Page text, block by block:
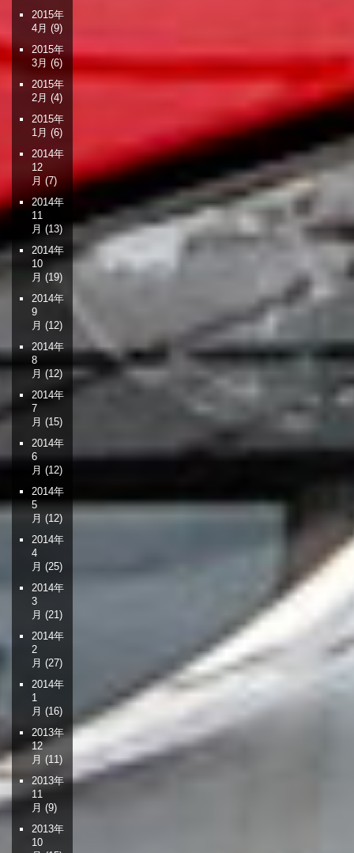
2015年
4月 (9)
2015年
3月 (6)
2015年
2月 (4)
2015年
1月 (6)
2014年
12
月 (7)
2014年
11
月 (13)
2014年
10
月 (19)
2014年
9
月 (12)
2014年
8
月 (12)
2014年
7
月 (15)
2014年
6
月 (12)
2014年
5
月 (12)
2014年
4
月 (25)
2014年
3
月 (21)
2014年
2
月 (27)
2014年
1
月 (16)
2013年
12
月 (11)
2013年
11
月 (9)
2013年
10